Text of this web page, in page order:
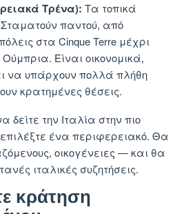
Τρένα): Τα τοπικά
παντού, από
στα Cinque Terre μέχρι
Είναι οικονομικά,
να υπάρχουν πολλά πλήθη
κρατημένες θέσεις.
δείτε την Ιταλία στην πιο
ένα περιφερειακό. Θα
οικογένειες — και θα
ιταλικές συζητήσεις.
κράτηση